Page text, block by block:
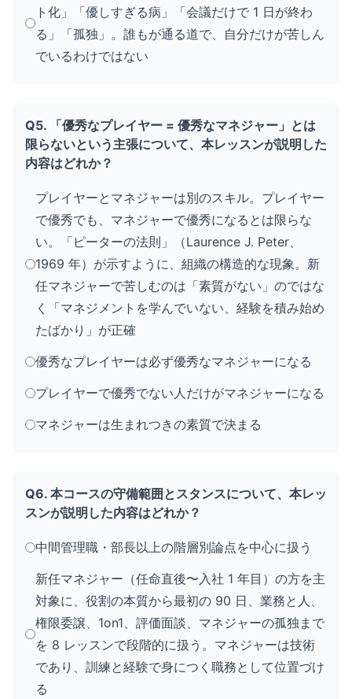
ト化」「優しすぎる病」「会議だけで 1 日が終わ
る」「孤独」。誰もが通る道で、自分だけが苦しん
でいるわけではない
Q5. 「優秀なプレイヤー = 優秀なマネジャー」とは
限らないという主張について、本レッスンが説明した
内容はどれか？
プレイヤーとマネジャーは別のスキル。プレイヤー
で優秀でも、マネジャーで優秀になるとは限らな
い。「ピーターの法則」（Laurence J. Peter、
1969 年）が示すように、組織の構造的な現象。新
任マネジャーで苦しむのは「素質がない」のではな
く「マネジメントを学んでいない、経験を積み始め
たばかり」が正確
優秀なプレイヤーは必ず優秀なマネジャーになる
プレイヤーで優秀でない人だけがマネジャーになる
マネジャーは生まれつきの素質で決まる
Q6. 本コースの守備範囲とスタンスについて、本レッ
スンが説明した内容はどれか？
中間管理職・部長以上の階層別論点を中心に扱う
新任マネジャー（任命直後〜入社 1 年目）の方を主
対象に、役割の本質から最初の 90 日、業務と人、
権限委譲、1on1、評価面談、マネジャーの孤独まで
を 8 レッスンで段階的に扱う。マネジャーは技術
であり、訓練と経験で身につく職務として位置づけ
る